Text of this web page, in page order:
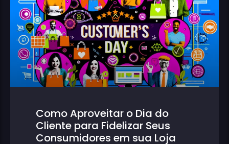
Como Aproveitar o Dia do
Cliente para Fidelizar Seus
Consumidores em sua Loja